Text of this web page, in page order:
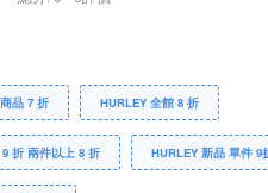
品 7 折 HURLEY 全館 8 折
折 兩件以上 8 折 HURLEY 新品 單件 9